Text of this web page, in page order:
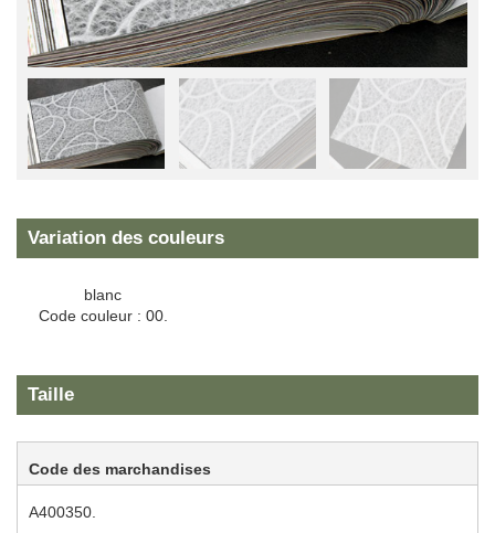
Variation des couleurs
blanc
Code couleur : 00.
Taille
Code des marchandises
A400350.